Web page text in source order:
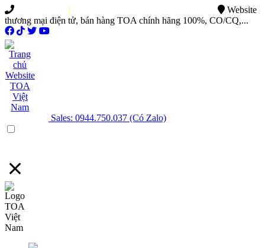
|
Website
thương mại điện tử, bán hàng TOA chính hãng 100%, CO/CQ,...
Sales: 0944.750.037 (Có Zalo)